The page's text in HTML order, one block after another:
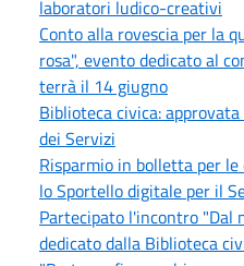
laboratori ludico-creativi
Conto alla rovescia per la
rosa", evento dedicato al
terrà il 14 giugno
Biblioteca civica:
dei Servizi
Risparmio in bolletta per
lo Sportello digitale per il
Partecipato l'incontro "Dal
dedicato dalla Biblioteca